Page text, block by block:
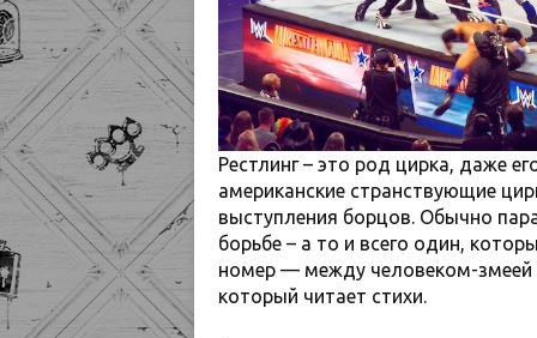
Рестлинг – это род цирка, даже
американские странствующие
выступления борцов. Обычно
борьбе – а то и всего один,
номер — между человеком-
который читает стихи.